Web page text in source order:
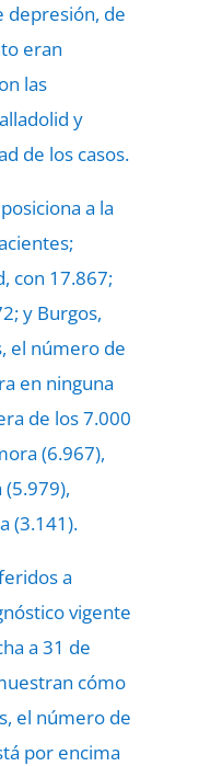
depresión, de
eran
las
y
de los casos.
a la
con 17.867;
y Burgos,
el número de
en ninguna
de los 7.000
(6.967),
(5.979),
(3.141).
a
vigente
a 31 de
cómo
el número de
por encima